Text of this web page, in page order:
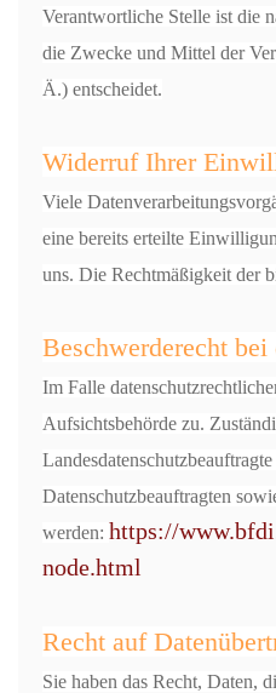
Verantwortliche Stelle ist die
die Zwecke und Mittel der
Ä.) entscheidet.
Widerruf Ihrer
Viele
eine bereits erteilte
uns. Die Rechtmäßigkeit der
Beschwerderecht
Im Falle
Aufsichtsbehörde zu.
Datenschutzbeauftragten
werden: https://
node.html
Recht auf
Sie haben das Recht, Daten,